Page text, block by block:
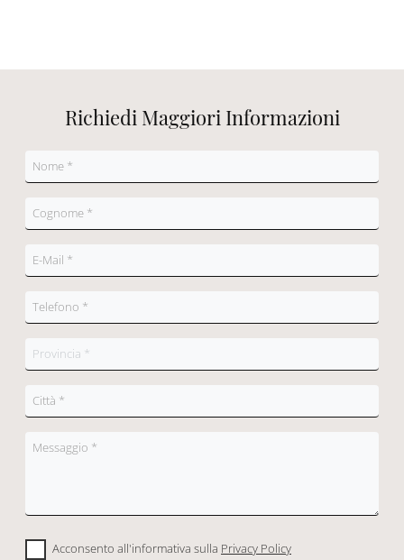
Richiedi Maggiori Informazioni
Acconsento all'informativa sulla Privacy Policy